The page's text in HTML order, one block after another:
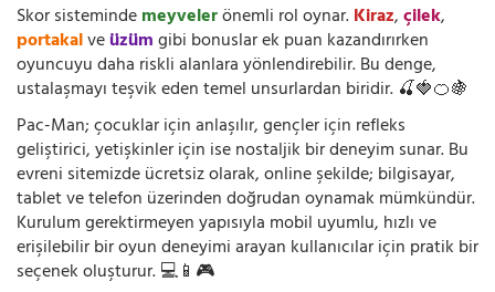
Skor sistemindemeyvelerönemli rol oynar.Kiraz,çilek,
portakalveüzümgibi bonuslar ek puan kazandırırken
oyuncuyu daha riskli alanlara yönlendirebilir. Bu denge,
ustalaşmayı teşvik eden temel unsurlardan biridir. 🍒🍓🍊🍇
Pac-Man; çocuklar için anlaşılır, gençler için refleks
geliştirici, yetişkinler için ise nostaljik bir deneyim sunar. Bu
evreni sitemizde ücretsiz olarak, online şekilde; bilgisayar,
tablet ve telefon üzerinden doğrudan oynamak mümkündür.
Kurulum gerektirmeyen yapısıyla mobil uyumlu, hızlı ve
erişilebilir bir oyun deneyimi arayan kullanıcılar için pratik bir
seçenek oluşturur. 💻📱🎮